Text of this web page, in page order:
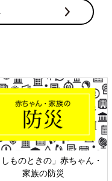
しものときの」赤ちゃん・
家族の防災